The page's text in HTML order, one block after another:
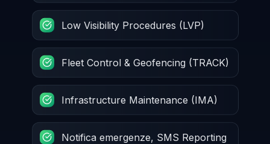
Low Visibility Procedures (LVP)
Fleet Control & Geofencing (TRACK)
Infrastructure Maintenance (IMA)
Notifica emergenze, SMS Reporting